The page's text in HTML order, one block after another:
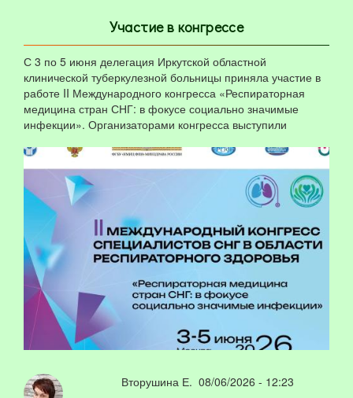
Участие в конгрессе
С 3 по 5 июня делегация Иркутской областной
клинической туберкулезной больницы приняла участие в
работе II Международного конгресса «Респираторная
медицина стран СНГ: в фокусе социально значимые
инфекции». Организаторами конгресса выступили
Вторушина Е. 08/06/2026 - 12:23